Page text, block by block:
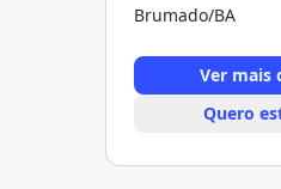
Brumado/BA
Ver mais
Quero